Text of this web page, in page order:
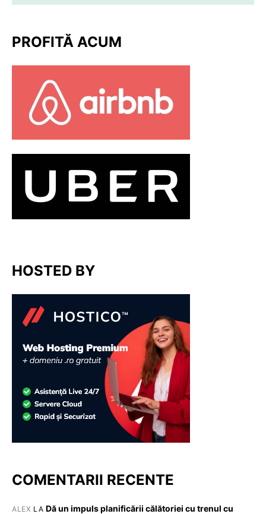
PROFITĂ ACUM
HOSTED BY
COMENTARII RECENTE
ALEX LA Dă un impuls planificării călătoriei cu trenul cu